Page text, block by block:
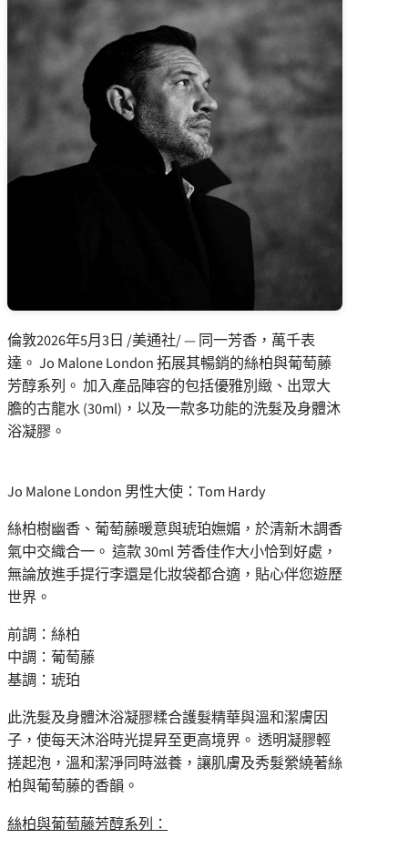
倫敦2026年5月3日 /美通社/ — 同一芳香，萬千表
達。 Jo Malone London 拓展其暢銷的絲柏與葡萄藤
芳醇系列。 加入產品陣容的包括優雅別緻、出眾大
膽的古龍水 (30ml)，以及一款多功能的洗髮及身體沐
浴凝膠。
Jo Malone London 男性大使：Tom Hardy
絲柏樹幽香、葡萄藤暖意與琥珀嫵媚，於清新木調香
氣中交織合一。 這款 30ml 芳香佳作大小恰到好處，
無論放進手提行李還是化妝袋都合適，貼心伴您遊歷
世界。
前調：絲柏
中調：葡萄藤
基調：琥珀
此洗髮及身體沐浴凝膠糅合護髮精華與溫和潔膚因
子，使每天沐浴時光提昇至更高境界。 透明凝膠輕
搓起泡，溫和潔淨同時滋養，讓肌膚及秀髮縈繞著絲
柏與葡萄藤的香韻。
絲柏與葡萄藤芳醇系列：